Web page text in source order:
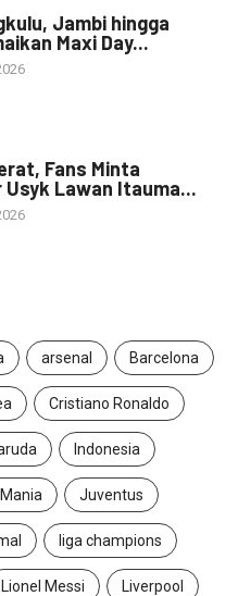
Jambi hingga
Maxi Day...
Fans Minta
Usyk Lawan Itauma...
arsenal Barcelona
Cristiano Ronaldo
Indonesia
Juventus
liga champions
Lionel Messi Liverpool